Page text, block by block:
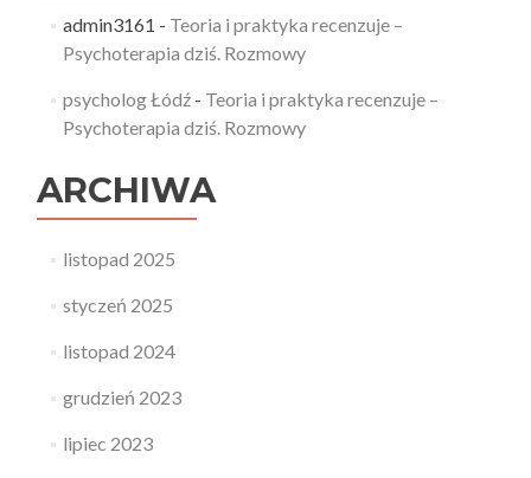
admin3161 - Teoria i praktyka recenzuje –
Psychoterapia dziś. Rozmowy
psycholog Łódź- Teoria i praktyka recenzuje –
Psychoterapia dziś. Rozmowy
ARCHIWA
listopad 2025
styczeń 2025
listopad 2024
grudzień 2023
lipiec 2023